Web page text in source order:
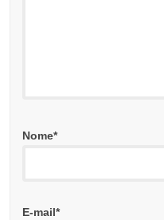
Nome*
E-mail*